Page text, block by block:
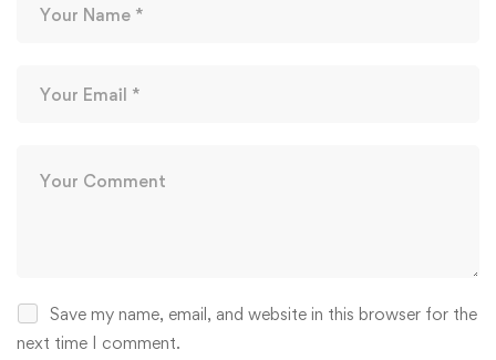
Save my name, email, and website in this browser for the
next time I comment.